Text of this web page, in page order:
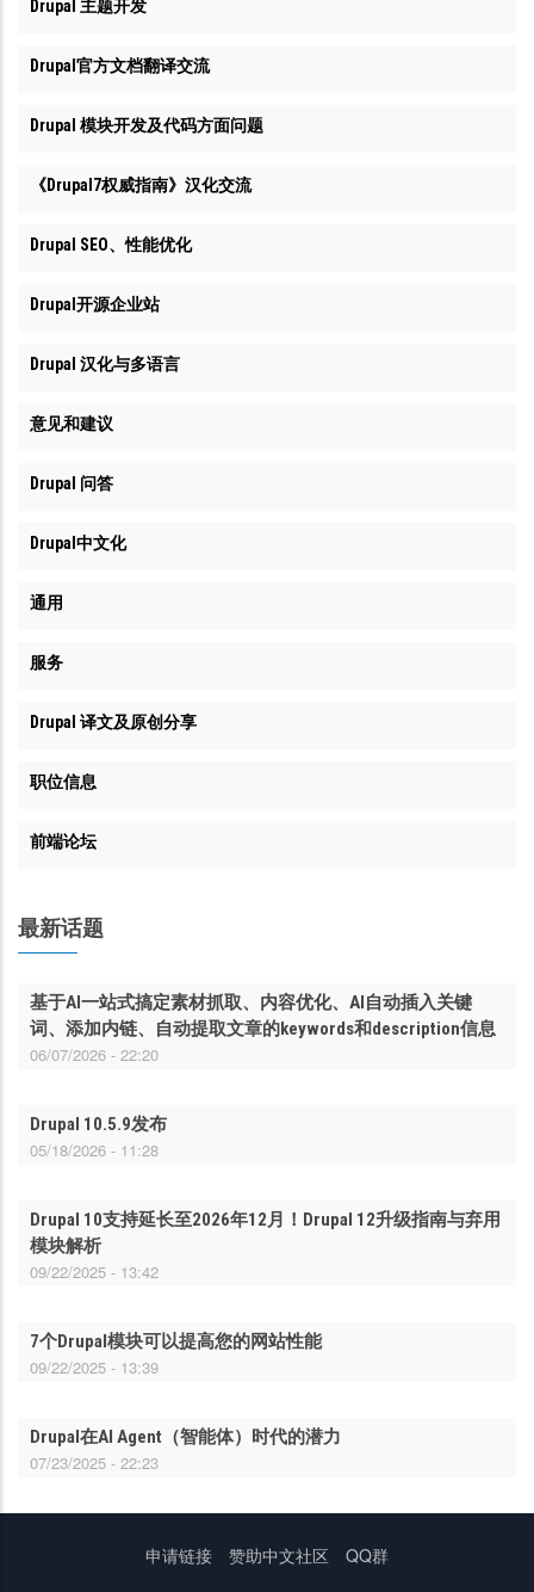
Drupal 主题开发
Drupal官方文档翻译交流
Drupal 模块开发及代码方面问题
《Drupal7权威指南》汉化交流
Drupal SEO、性能优化
Drupal开源企业站
Drupal 汉化与多语言
意见和建议
Drupal 问答
Drupal中文化
通用
服务
Drupal 译文及原创分享
职位信息
前端论坛
最新话题
基于AI一站式搞定素材抓取、内容优化、AI自动插入关键
词、添加内链、自动提取文章的keywords和description信息
06/07/2026 - 22:20
Drupal 10.5.9发布
05/18/2026 - 11:28
Drupal 10支持延长至2026年12月！Drupal 12升级指南与弃用
模块解析
09/22/2025 - 13:42
7个Drupal模块可以提高您的网站性能
09/22/2025 - 13:39
Drupal在AI Agent（智能体）时代的潜力
07/23/2025 - 22:23
申请链接 赞助中文社区 QQ群